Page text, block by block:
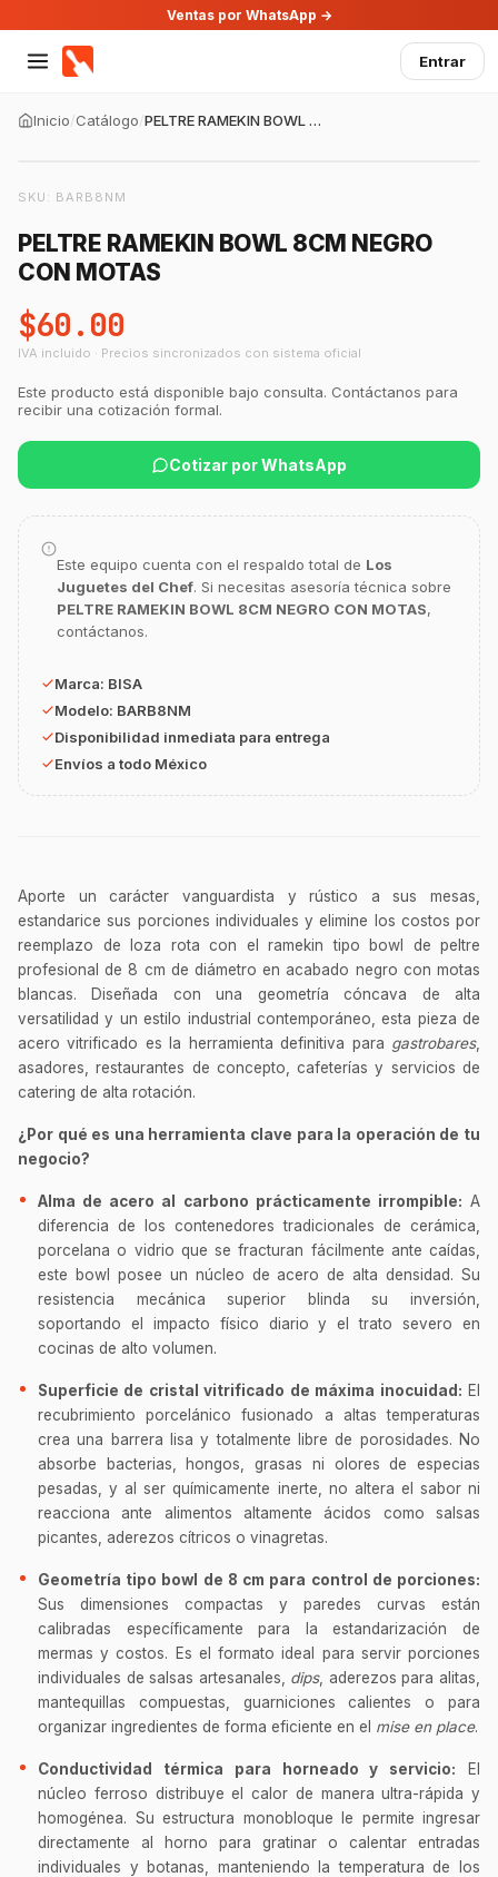
Ventas por WhatsApp →
Entrar
Inicio/Catálogo/ PELTRE RAMEKIN BOWL 8CM NEGRO CON MOTAS
SKU: BARB8NM
PELTRE RAMEKIN BOWL 8CM NEGRO
CON MOTAS
$60.00
IVA incluido · Precios sincronizados con sistema oficial
Este producto está disponible bajo consulta. Contáctanos para
recibir una cotización formal.
Cotizar por WhatsApp
Este equipo cuenta con el respaldo total de Los
Juguetes del Chef. Si necesitas asesoría técnica sobre
PELTRE RAMEKIN BOWL 8CM NEGRO CON MOTAS,
contáctanos.
Marca: BISA
Modelo: BARB8NM
Disponibilidad inmediata para entrega
Envíos a todo México
Aporte un carácter vanguardista y rústico a sus mesas,
estandarice sus porciones individuales y elimine los costos por
reemplazo de loza rota con el ramekin tipo bowl de peltre
profesional de 8 cm de diámetro en acabado negro con motas
blancas. Diseñada con una geometría cóncava de alta
versatilidad y un estilo industrial contemporáneo, esta pieza de
acero vitrificado es la herramienta definitiva para gastrobares,
asadores, restaurantes de concepto, cafeterías y servicios de
catering de alta rotación.
¿Por qué es una herramienta clave para la operación de tu
negocio?
Alma de acero al carbono prácticamente irrompible: A
diferencia de los contenedores tradicionales de cerámica,
porcelana o vidrio que se fracturan fácilmente ante caídas,
este bowl posee un núcleo de acero de alta densidad. Su
resistencia mecánica superior blinda su inversión,
soportando el impacto físico diario y el trato severo en
cocinas de alto volumen.
Superficie de cristal vitrificado de máxima inocuidad: El
recubrimiento porcelánico fusionado a altas temperaturas
crea una barrera lisa y totalmente libre de porosidades. No
absorbe bacterias, hongos, grasas ni olores de especias
pesadas, y al ser químicamente inerte, no altera el sabor ni
reacciona ante alimentos altamente ácidos como salsas
picantes, aderezos cítricos o vinagretas.
Geometría tipo bowl de 8 cm para control de porciones:
Sus dimensiones compactas y paredes curvas están
calibradas específicamente para la estandarización de
mermas y costos. Es el formato ideal para servir porciones
individuales de salsas artesanales, dips, aderezos para alitas,
mantequillas compuestas, guarniciones calientes o para
organizar ingredientes de forma eficiente en el mise en place.
Conductividad térmica para horneado y servicio: El
núcleo ferroso distribuye el calor de manera ultra-rápida y
homogénea. Su estructura monobloque le permite ingresar
directamente al horno para gratinar o calentar entradas
individuales y botanas, manteniendo la temperatura de los
GastroBot
Asesor Chef Online
¿En qué te puedo apoyar hoy con tu
equipamiento o utensilios?
Buscar estufas industriales